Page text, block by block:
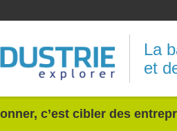
La
et
c’est cibler des